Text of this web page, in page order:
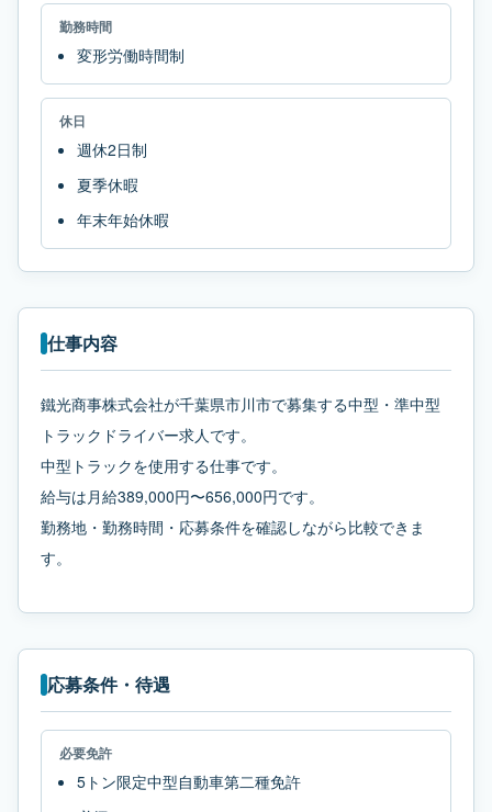
勤務時間
変形労働時間制
休日
週休2日制
夏季休暇
年末年始休暇
仕事内容
鐵光商事株式会社が千葉県市川市で募集する中型・準中型
トラックドライバー求人です。
中型トラックを使用する仕事です。
給与は月給389,000円〜656,000円です。
勤務地・勤務時間・応募条件を確認しながら比較できま
す。
応募条件・待遇
必要免許
5トン限定中型自動車第二種免許